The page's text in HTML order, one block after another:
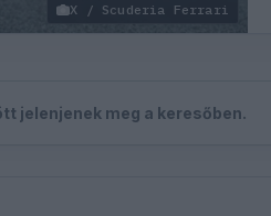
X / Scuderia Ferrari
jelenjenek meg a keresőben.